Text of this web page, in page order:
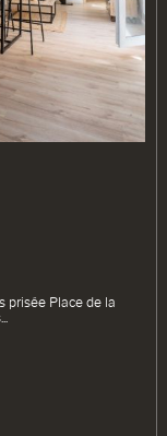
prisée Place de la